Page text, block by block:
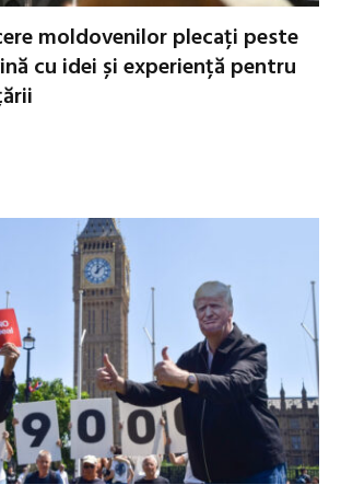
moldovenilor plecați peste
cu idei și experiență pentru